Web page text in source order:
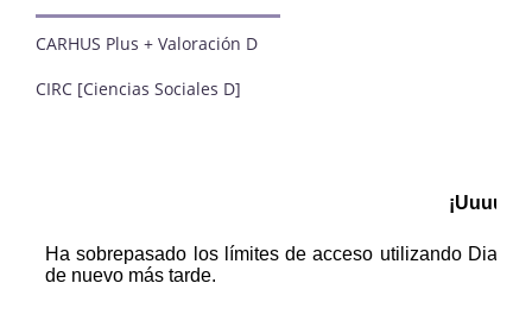
CARHUS Plus + Valoración D
CIRC [Ciencias Sociales D]